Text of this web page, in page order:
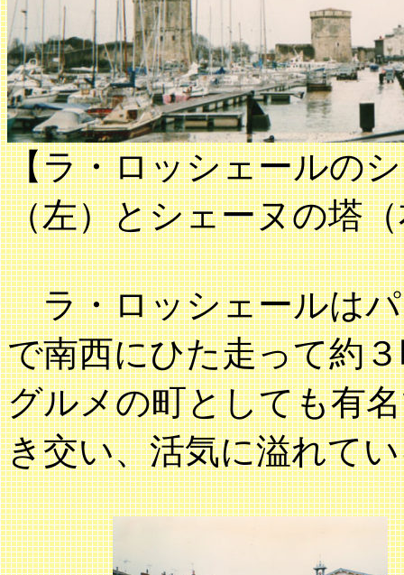
【ラ・ロッシェールの
（左）とシェーヌの塔
ラ・ロッシェールはパ
で南西にひた走って約
グルメの町としても有
き交い、活気に溢れて